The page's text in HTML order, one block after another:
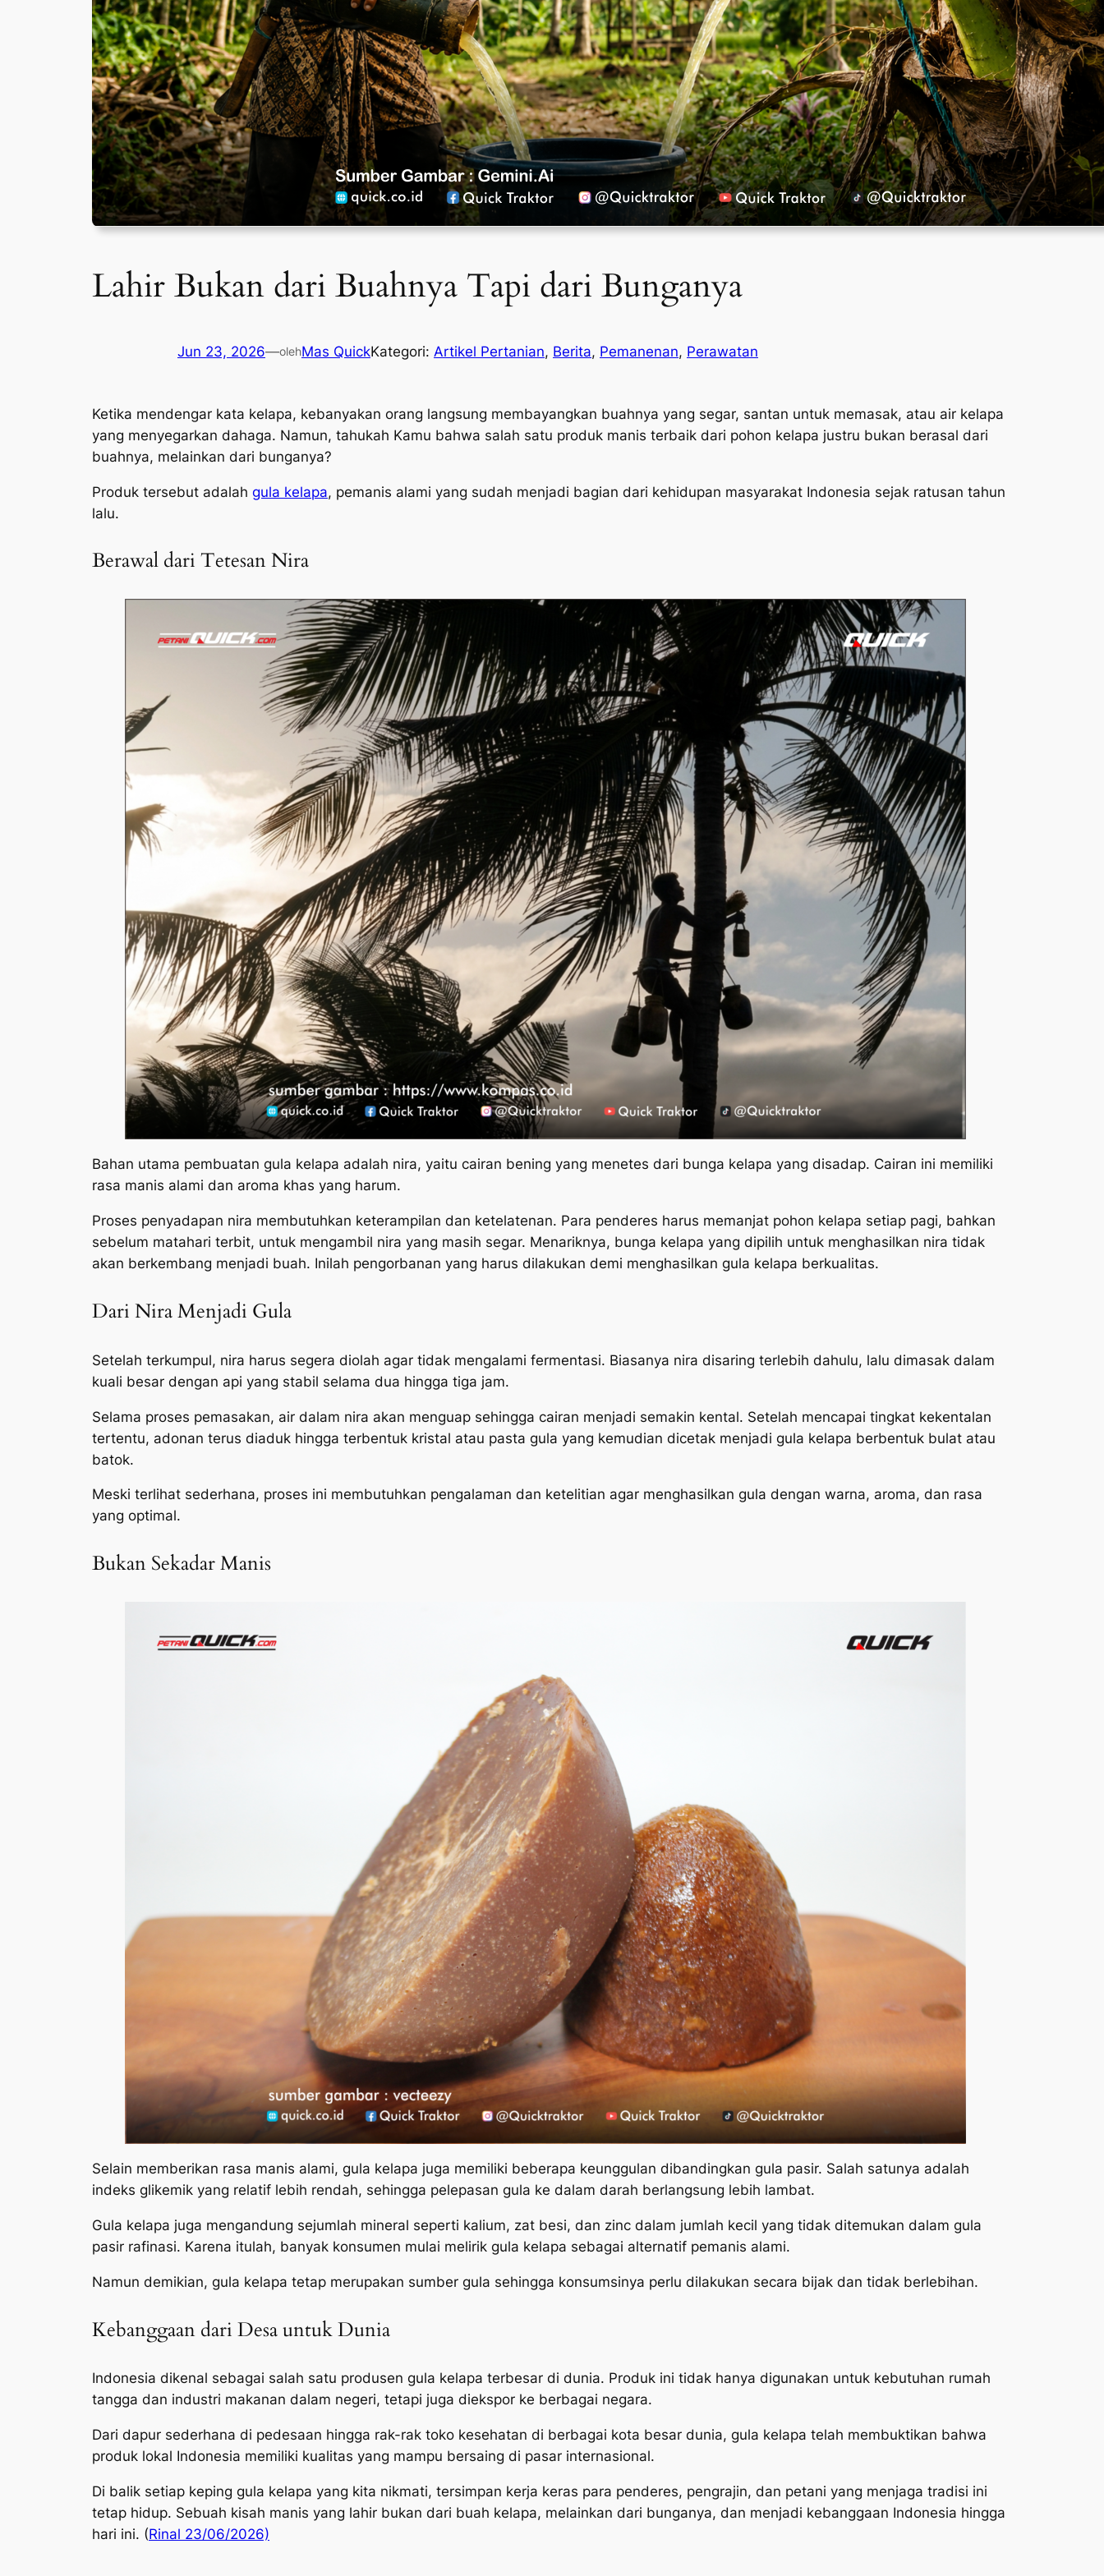
Lahir Bukan dari Buahnya Tapi dari Bunganya
Jun 23, 2026—olehMas QuickKategori: Artikel Pertanian, Berita, Pemanenan, Perawatan
Ketika mendengar kata kelapa, kebanyakan orang langsung membayangkan buahnya yang segar, santan untuk memasak, atau air kelapa
yang menyegarkan dahaga. Namun, tahukah Kamu bahwa salah satu produk manis terbaik dari pohon kelapa justru bukan berasal dari
buahnya, melainkan dari bunganya?
Produk tersebut adalah gula kelapa, pemanis alami yang sudah menjadi bagian dari kehidupan masyarakat Indonesia sejak ratusan tahun
lalu.
Berawal dari Tetesan Nira
Bahan utama pembuatan gula kelapa adalah nira, yaitu cairan bening yang menetes dari bunga kelapa yang disadap. Cairan ini memiliki
rasa manis alami dan aroma khas yang harum.
Proses penyadapan nira membutuhkan keterampilan dan ketelatenan. Para penderes harus memanjat pohon kelapa setiap pagi, bahkan
sebelum matahari terbit, untuk mengambil nira yang masih segar. Menariknya, bunga kelapa yang dipilih untuk menghasilkan nira tidak
akan berkembang menjadi buah. Inilah pengorbanan yang harus dilakukan demi menghasilkan gula kelapa berkualitas.
Dari Nira Menjadi Gula
Setelah terkumpul, nira harus segera diolah agar tidak mengalami fermentasi. Biasanya nira disaring terlebih dahulu, lalu dimasak dalam
kuali besar dengan api yang stabil selama dua hingga tiga jam.
Selama proses pemasakan, air dalam nira akan menguap sehingga cairan menjadi semakin kental. Setelah mencapai tingkat kekentalan
tertentu, adonan terus diaduk hingga terbentuk kristal atau pasta gula yang kemudian dicetak menjadi gula kelapa berbentuk bulat atau
batok.
Meski terlihat sederhana, proses ini membutuhkan pengalaman dan ketelitian agar menghasilkan gula dengan warna, aroma, dan rasa
yang optimal.
Bukan Sekadar Manis
Selain memberikan rasa manis alami, gula kelapa juga memiliki beberapa keunggulan dibandingkan gula pasir. Salah satunya adalah
indeks glikemik yang relatif lebih rendah, sehingga pelepasan gula ke dalam darah berlangsung lebih lambat.
Gula kelapa juga mengandung sejumlah mineral seperti kalium, zat besi, dan zinc dalam jumlah kecil yang tidak ditemukan dalam gula
pasir rafinasi. Karena itulah, banyak konsumen mulai melirik gula kelapa sebagai alternatif pemanis alami.
Namun demikian, gula kelapa tetap merupakan sumber gula sehingga konsumsinya perlu dilakukan secara bijak dan tidak berlebihan.
Kebanggaan dari Desa untuk Dunia
Indonesia dikenal sebagai salah satu produsen gula kelapa terbesar di dunia. Produk ini tidak hanya digunakan untuk kebutuhan rumah
tangga dan industri makanan dalam negeri, tetapi juga diekspor ke berbagai negara.
Dari dapur sederhana di pedesaan hingga rak-rak toko kesehatan di berbagai kota besar dunia, gula kelapa telah membuktikan bahwa
produk lokal Indonesia memiliki kualitas yang mampu bersaing di pasar internasional.
Di balik setiap keping gula kelapa yang kita nikmati, tersimpan kerja keras para penderes, pengrajin, dan petani yang menjaga tradisi ini
tetap hidup. Sebuah kisah manis yang lahir bukan dari buah kelapa, melainkan dari bunganya, dan menjadi kebanggaan Indonesia hingga
hari ini. (Rinal 23/06/2026)